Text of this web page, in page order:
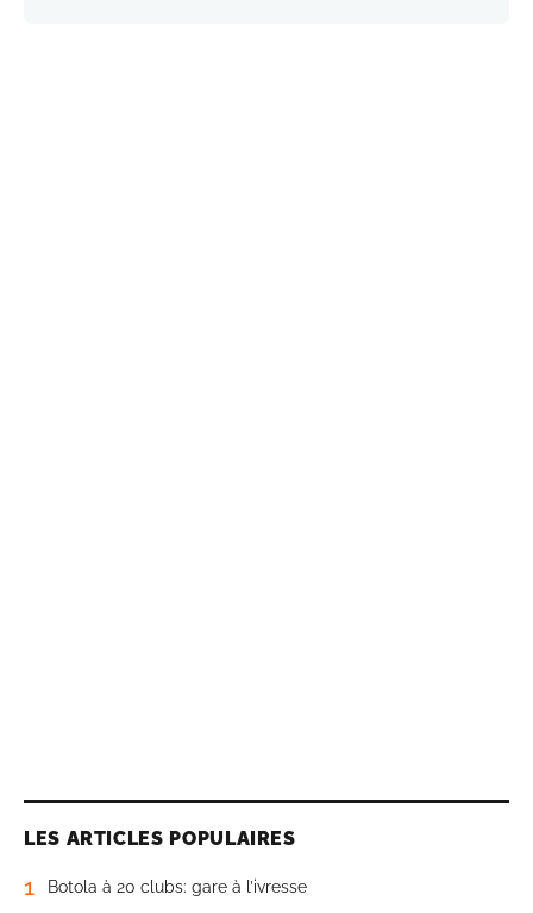
LES ARTICLES POPULAIRES
1 Botola à 20 clubs: gare à l’ivresse